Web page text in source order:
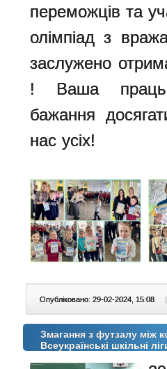
переможців та
олімпіад з
заслужено
! Ваша
бажання
нас усіх!
Опубліковано: 29-02-2024, 15:08 |
Змагання з футзалу між
Всеукраїнські шкільні